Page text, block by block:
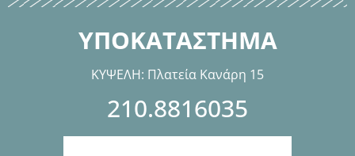
ΥΠΟΚΑΤΑΣΤΗΜΑ
ΚΥΨΕΛΗ: Πλατεία Κανάρη 15
210.8816035